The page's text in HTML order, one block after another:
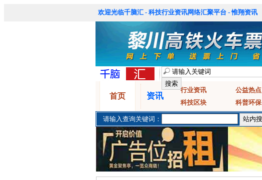
欢迎光临千脑汇 - 科技行业资讯网络汇聚平台 - 惟翔资讯
首页 资讯
行业资讯
公益热点
科技区块
科普环保
请输入查询关键词：